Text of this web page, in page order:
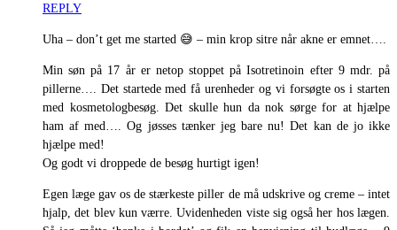
REPLY
Uha – don’t get me started 😅 – min krop sitre når akne er emnet….
Min søn på 17 år er netop stoppet på Isotretinoin efter 9 mdr. på
pillerne…. Det startede med få urenheder og vi forsøgte os i starten
med kosmetologbesøg. Det skulle hun da nok sørge for at hjælpe
ham af med…. Og jøsses tænker jeg bare nu! Det kan de jo ikke
hjælpe med!
Og godt vi droppede de besøg hurtigt igen!
Egen læge gav os de stærkeste piller de må udskrive og creme – intet
hjalp, det blev kun værre. Uvidenheden viste sig også her hos lægen.